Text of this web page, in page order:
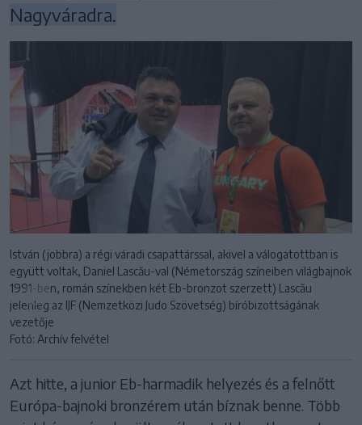
Nagyváradra.
István (jobbra) a régi váradi csapattárssal, akivel a válogatottban is
együtt voltak, Daniel Lascău-val (Németország színeiben világbajnok
1991-ben, román színekben két Eb-bronzot szerzett) Lascău
jelenleg az IJF (Nemzetközi Judo Szövetség) bíróbizottságának
vezetője
Fotó: Archív felvétel
Azt hitte, a junior Eb-harmadik helyezés és a felnőtt
Európa-bajnoki bronzérem után bíznak benne. Több